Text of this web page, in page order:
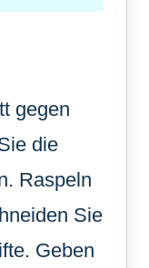
gegen
die
Raspeln
Sie
Geben